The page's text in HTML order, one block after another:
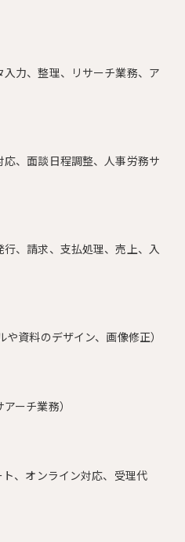
入力、整理、リサーチ業務、ア
応、面談日程調整、人事労務サ
行、請求、支払処理、売上、入
や資料のデザイン、画像修正）
ーチ業務）
ト、オンライン対応、受理代